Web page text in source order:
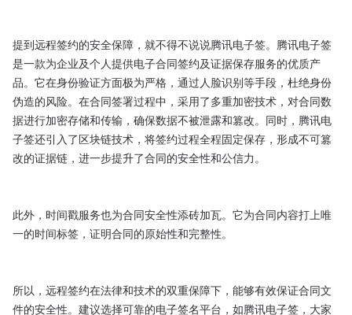
提到远程签约的安全保障，就不得不说说腾讯电子签。腾讯电子签
是一款为企业及个人提供电子合同签约及证据保存服务的优质产
品。它在身份验证方面极为严格，通过人脸识别等手段，杜绝身份
伪造的风险。在合同签署过程中，采用了多重加密技术，对合同数
据进行加密存储和传输，确保数据不被泄露和篡改。同时，腾讯电
子签还引入了区块链技术，将签约过程全程固定保存，形成不可篡
改的证据链，进一步提升了合同的安全性和公信力。
此外，时间戳服务也为合同安全性添砖加瓦。它为合同内容打上唯
一的时间标签，证明合同的原始性和完整性。
所以，远程签约在法律和技术的双重保障下，能够有效保证合同文
件的安全性。建议选择可靠的电子签名平台，如腾讯电子签，大家